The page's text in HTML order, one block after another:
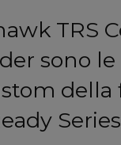
TRS
sono
della